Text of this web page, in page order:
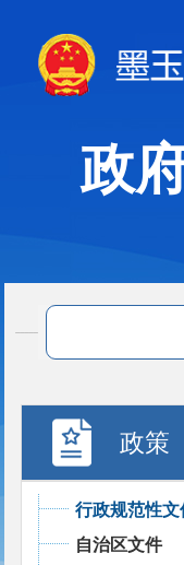
政
政策
行政规范性文
自治区文件